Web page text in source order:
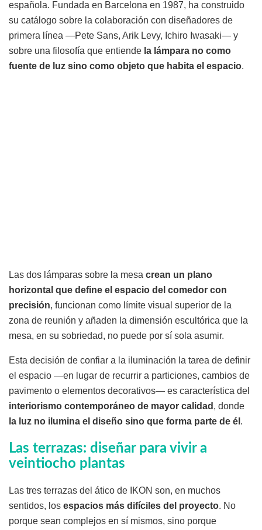
española. Fundada en Barcelona en 1987, ha construido
su catálogo sobre la colaboración con diseñadores de
primera línea —Pete Sans, Arik Levy, Ichiro Iwasaki— y
sobre una filosofía que entiende la lámpara no como
fuente de luz sino como objeto que habita el espacio.
Las dos lámparas sobre la mesa crean un plano
horizontal que define el espacio del comedor con
precisión, funcionan como límite visual superior de la
zona de reunión y añaden la dimensión escultórica que la
mesa, en su sobriedad, no puede por sí sola asumir.
Esta decisión de confiar a la iluminación la tarea de definir
el espacio —en lugar de recurrir a particiones, cambios de
pavimento o elementos decorativos— es característica del
interiorismo contemporáneo de mayor calidad , donde
la luz no ilumina el diseño sino que forma parte de él .
Las terrazas: diseñar para vivir a
veintiocho plantas
Las tres terrazas del ático de IKON son, en muchos
sentidos, los espacios más difíciles del proyecto. No
porque sean complejos en sí mismos, sino porque